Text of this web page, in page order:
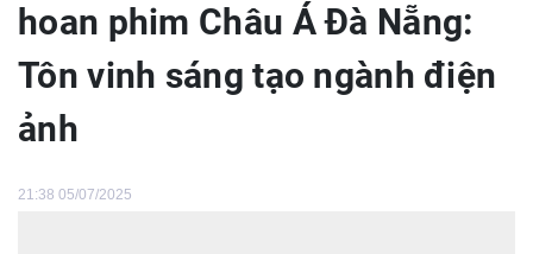
hoan phim Châu Á Đà Nẵng:
Tôn vinh sáng tạo ngành điện
ảnh
21:38 05/07/2025